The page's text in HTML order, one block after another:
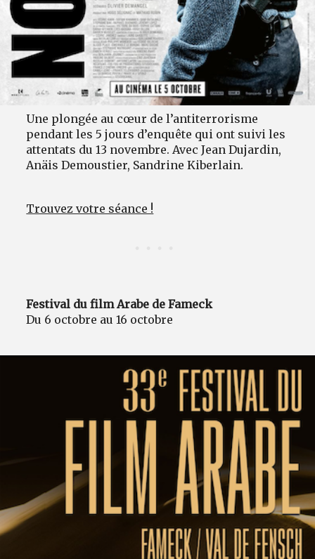
Une plongée au cœur de l’antiterrorisme
pendant les 5 jours d’enquête qui ont suivi les
attentats du 13 novembre. Avec Jean Dujardin,
Anäis Demoustier, Sandrine Kiberlain.
Trouvez votre séance !
Festival du film Arabe de Fameck
Du 6 octobre au 16 octobre